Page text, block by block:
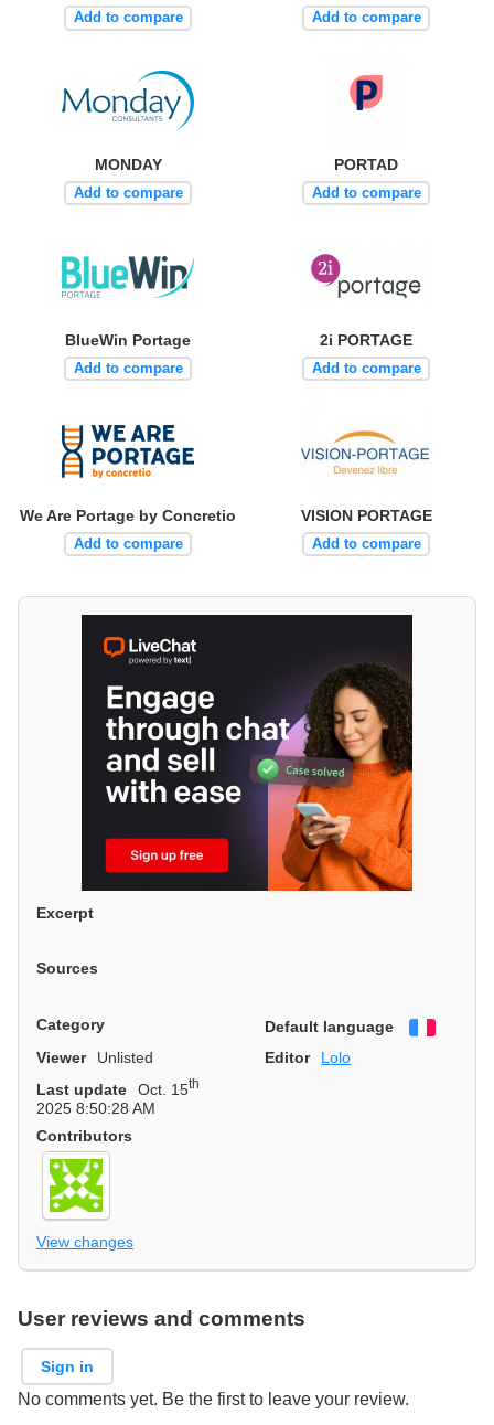
Add to compare Add to compare
MONDAY
Add to compare
PORTAD
Add to compare
BlueWin Portage
Add to compare
2i PORTAGE
Add to compare
We Are Portage by Concretio
Add to compare
VISION PORTAGE
Add to compare
Excerpt
Sources
Category Default language
Viewer
Unlisted Editor
Lolo
Last update
Oct. 15th
2025 8:50:28 AM
Contributors
View changes
User reviews and comments
Sign in
No comments yet. Be the first to leave your review.